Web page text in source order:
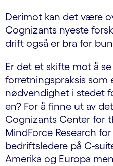
Derimot kan det være
Cognizants nyeste
drift også er bra for
Er det et skifte mot å
forretningspraksis som
nødvendighet i stedet
en? For å finne ut av
Cognizants Center for
MindForce Research
bedriftsledere på C-
Amerika og Europa